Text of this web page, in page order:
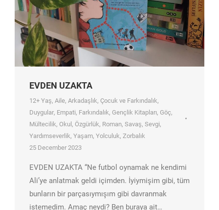
EVDEN UZAKTA
12+ Yaş, Aile, Arkadaşlık, Çocuk ve Farkındalık,
Duygular, Empati, Farkındalık, Gençlik Kitapları, Göç,
Mültecilik, Okul , Özgürlük, Roman, Savaş, Sevgi,
Yardımseverlik, Yaşam, Yolculuk, Zorbalık
25 December 2023
EVDEN UZAKTA “Ne futbol oynamak ne kendimi
Ali’ye anlatmak geldi içimden. İyiymişim gibi, tüm
bunların bir parçasıymışım gibi davranmak
istemedim. Amaç neydi? Ben buraya ait…